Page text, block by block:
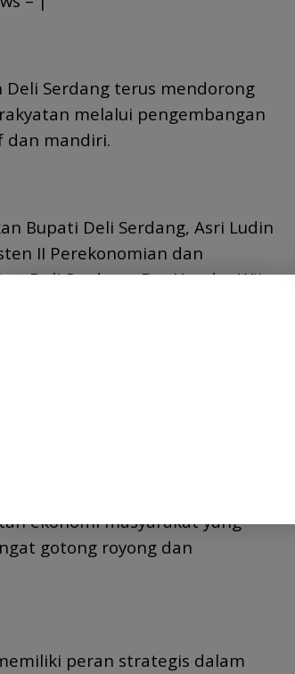
Serdang terus mendorong
melalui pengembangan
dan mandiri.
Bupati Deli Serdang, Asri Ludin
II Perekonomian dan
Deli Serdang, Drs Hendra Wijaya,
pengurus Koperasi Produsen
sekaligus peresmian kantor
KSMP di Desa Durian,
(19/5/2026).
Wijaya menyampaikan
berkembangnya KPSMP
ekonomi masyarakat yang
gotong royong dan
peran strategis dalam